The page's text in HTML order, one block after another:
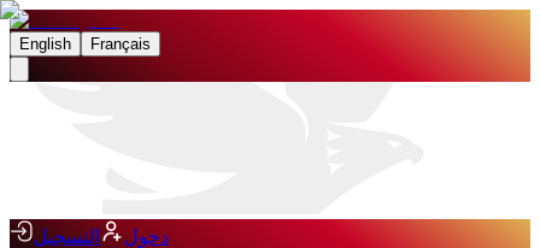
English Français
دخول التسجيل